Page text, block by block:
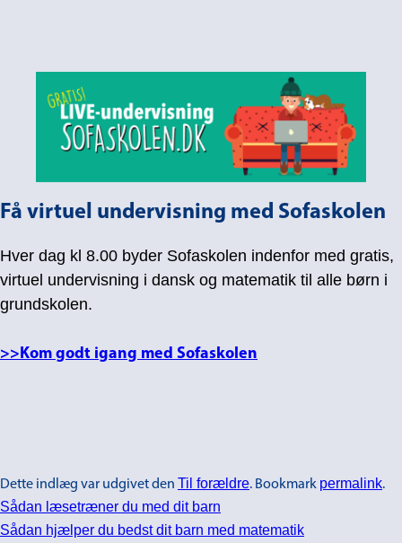
Få virtuel undervisning med Sofaskolen
Hver dag kl 8.00 byder Sofaskolen indenfor med gratis,
virtuel undervisning i dansk og matematik til alle børn i
grundskolen.
>>Kom godt igang med Sofaskolen
Dette indlæg var udgivet den Til forældre. Bookmark permalink.
Sådan læsetræner du med dit barn
Sådan hjælper du bedst dit barn med matematik